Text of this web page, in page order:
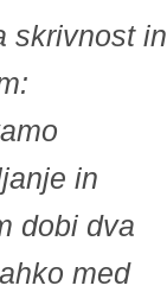
skrivnost in
in
dobi dva
med